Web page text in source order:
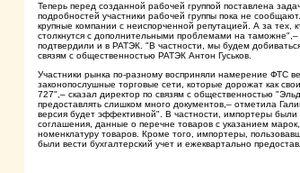
Теперь перед созданной рабочей группой поставлена
подробностей участники рабочей группы пока не
крупные компании с неиспорченной репутацией. А за
столкнутся с дополнительными проблемами на
подтвердили и в РАТЭК. "В частности, мы будем
связям с общественностью РАТЭК Антон Гуськов.
Участники рынка по-разному восприняли намерение ФТС
законопослушные торговые сети, которые дорожат как
727",– сказал директор по связям с общественностью
предоставлять слишком много документов,– отметила
версия будет эффективной". В частности, импортеры
соглашения, данные о перечне товаров с указанием
номенклатуру товаров. Кроме того, импортеры,
были вести бухгалтерский учет и ежеквартально